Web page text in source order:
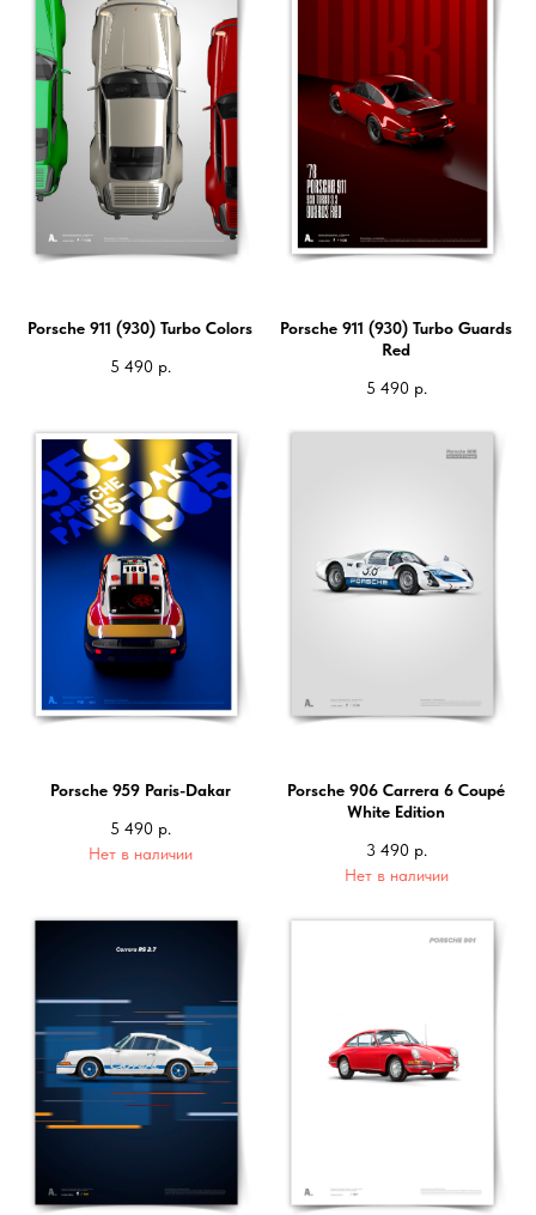
Porsche 911 (930) Turbo Colors
5 490 р.
Porsche 911 (930) Turbo Guards
Red
5 490 р.
Porsche 959 Paris-Dakar
5 490 р.
Нет в наличии
Porsche 906 Carrera 6 Coupé
White Edition
3 490 р.
Нет в наличии